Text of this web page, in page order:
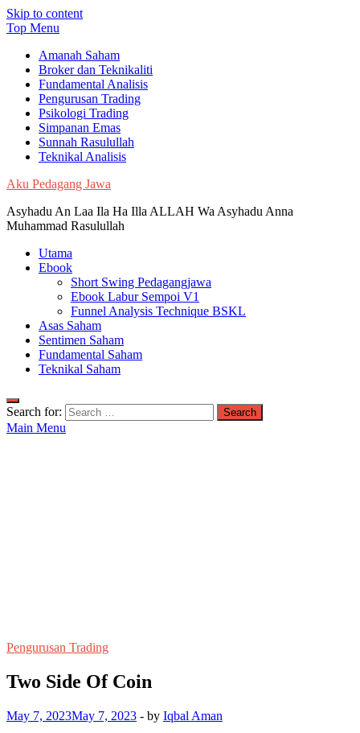
Skip to content
Top Menu
Amanah Saham
Broker dan Teknikaliti
Fundamental Analisis
Pengurusan Trading
Psikologi Trading
Simpanan Emas
Sunnah Rasulullah
Teknikal Analisis
Aku Pedagang Jawa
Asyhadu An Laa Ila Ha Illa ALLAH Wa Asyhadu Anna
Muhammad Rasulullah
Utama
Ebook
Short Swing Pedagangjawa
Ebook Labur Sempoi V1
Funnel Analysis Technique BSKL
Asas Saham
Sentimen Saham
Fundamental Saham
Teknikal Saham
Search for:
Main Menu
Pengurusan Trading
Two Side Of Coin
May 7, 2023May 7, 2023 - by Iqbal Aman